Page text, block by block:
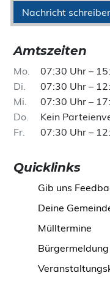
Nachricht
Amtszeiten
Mo
07:30 Uhr –
Di
07:30 Uhr –
Mi
07:30 Uhr –
Do
Kein
Fr
07:30 Uhr –
Quicklinks
Gib uns
Deine
Mülltermine
Bürgermeldung